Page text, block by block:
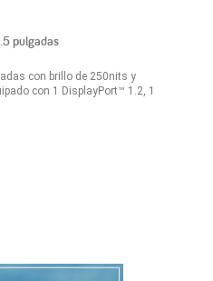
pulgadas
con brillo de 250nits y
con 1 DisplayPort™ 1.2, 1